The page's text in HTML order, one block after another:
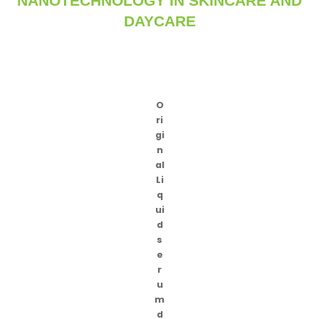
DAYCARE
O
ri
gi
n
al
Li
q
ui
d
s
e
r
u
m
d